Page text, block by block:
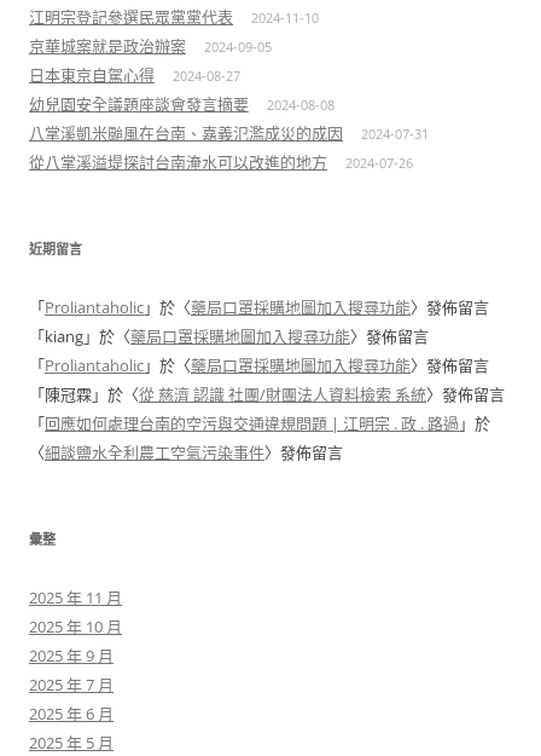
江明宗登記參選民眾黨黨代表 2024-11-10
京華城案就是政治辦案 2024-09-05
日本東京自駕心得 2024-08-27
幼兒園安全議題座談會發言摘要 2024-08-08
八掌溪凱米颱風在台南、嘉義氾濫成災的成因 2024-07-31
從八掌溪溢堤探討台南淹水可以改進的地方 2024-07-26
近期留言
「Proliantaholic」於〈藥局口罩採購地圖加入搜尋功能〉發佈留言
「kiang」於〈藥局口罩採購地圖加入搜尋功能〉發佈留言
「Proliantaholic」於〈藥局口罩採購地圖加入搜尋功能〉發佈留言
「陳冠霖」於〈從 慈濟 認識 社團/財團法人資料檢索 系統〉發佈留言
「回應如何處理台南的空污與交通違規問題 | 江明宗 . 政 . 路過 」於
〈細談鹽水全利農工空氣污染事件〉發佈留言
彙整
2025 年 11 月
2025 年 10 月
2025 年 9 月
2025 年 7 月
2025 年 6 月
2025 年 5 月